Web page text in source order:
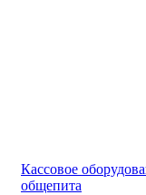
Кассовое
общепита